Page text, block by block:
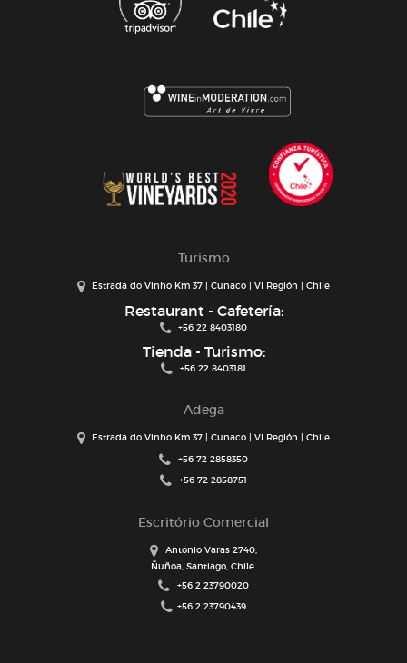
Turismo
Estrada do Vinho Km 37 | Cunaco | VI Región | Chile
Restaurant - Cafetería:
+56 22 8403180
Tienda - Turismo:
+56 22 8403181
Adega
Estrada do Vinho Km 37 | Cunaco | VI Región | Chile
+56 72 2858350
+56 72 2858751
Escritório Comercial
Antonio Varas 2740,
Ñuñoa, Santiago, Chile.
+56 2 23790020
+56 2 23790439